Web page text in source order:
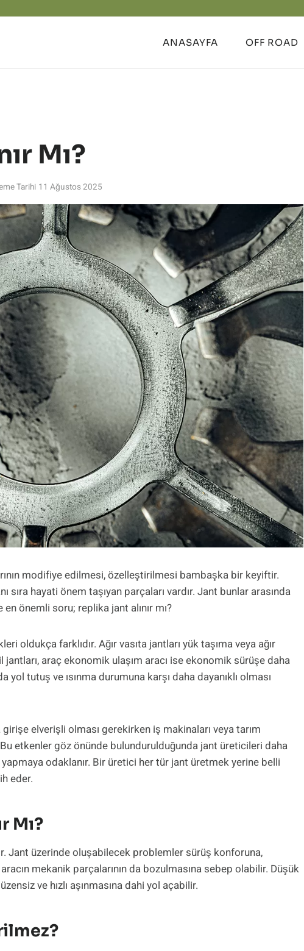
ANASAYFA OFF ROAD
Mı?
Tarihi 11 Ağustos 2025
modifiye edilmesi, özelleştirilmesi bambaşka bir keyiftir.
sıra hayati önem taşıyan parçaları vardır. Jant bunlar arasında
önemli soru; replika jant alınır mı?
oldukça farklıdır. Ağır vasıta jantları yük taşıma veya ağır
araç ekonomik ulaşım aracı ise ekonomik sürüşe daha
tutuş ve ısınma durumuna karşı daha dayanıklı olması
elverişli olması gerekirken iş makinaları veya tarım
etkenler göz önünde bulundurulduğunda jant üreticileri daha
odaklanır. Bir üretici her tür jant üretmek yerine belli
eder.
Mı?
Jant üzerinde oluşabilecek problemler sürüş konforuna,
mekanik parçalarının da bozulmasına sebep olabilir. Düşük
ve hızlı aşınmasına dahi yol açabilir.